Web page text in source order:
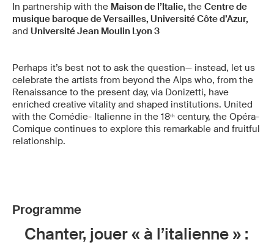
In partnership with the Maison de l’Italie, the Centre de
musique baroque de Versailles, Université Côte d’Azur,
and Université Jean Moulin Lyon 3
Perhaps it’s best not to ask the question— instead, let us
celebrate the artists from beyond the Alps who, from the
Renaissance to the present day, via Donizetti, have
enriched creative vitality and shaped institutions. United
with the Comédie- Italienne in the 18ᵗʰ century, the Opéra-
Comique continues to explore this remarkable and fruitful
relationship.
Programme
Chanter, jouer « à l’italienne » :